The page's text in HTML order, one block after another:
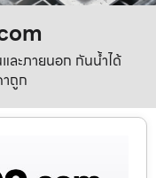
ละภายนอก กันน้ำได้
ถูก